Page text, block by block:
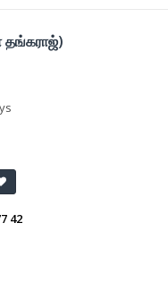
தங்கராஜ்)
42